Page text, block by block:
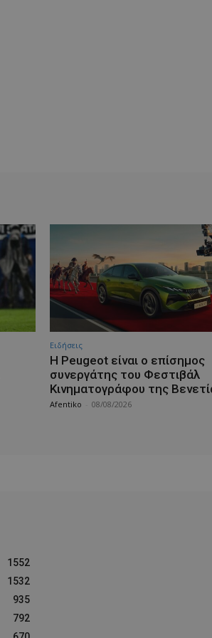
Ειδήσεις
Η Peugeot είναι ο επίσημος
συνεργάτης του Φεστιβάλ
Κινηματογράφου της
Afentiko 08/08/2026
1552
1532
935
792